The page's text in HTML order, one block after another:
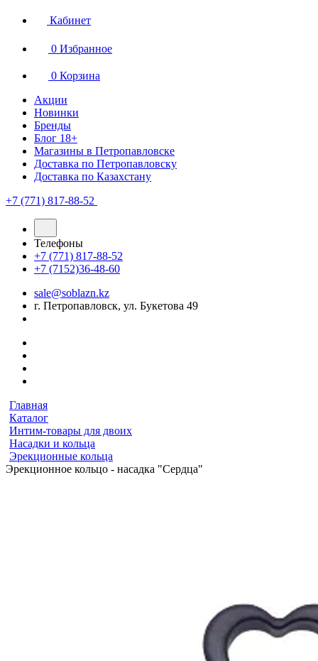
Кабинет
0 Избранное
0 Корзина
Акции
Новинки
Бренды
Блог 18+
Магазины в Петропавловске
Доставка по Петропавловску
Доставка по Казахстану
+7 (771) 817-88-52
Телефоны
+7 (771) 817-88-52
+7 (7152)36-48-60
sale@soblazn.kz
г. Петропавловск, ул. Букетова 49
Главная
Каталог
Интим-товары для двоих
Насадки и кольца
Эрекционные кольца
Эрекционное кольцо - насадка "Сердца"